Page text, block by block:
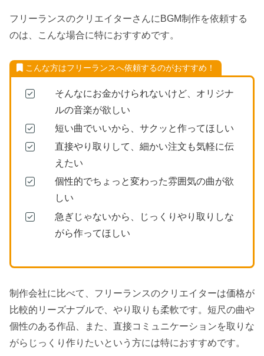
フリーランスのクリエイターさんにBGM制作を依頼する
のは、こんな場合に特におすすめです。
こんな方はフリーランスへ依頼するのがおすすめ！
そんなにお金かけられないけど、オリジナ
ルの音楽が欲しい
短い曲でいいから、サクッと作ってほしい
直接やり取りして、細かい注文も気軽に伝
えたい
個性的でちょっと変わった雰囲気の曲が欲
しい
急ぎじゃないから、じっくりやり取りしな
がら作ってほしい
制作会社に比べて、フリーランスのクリエイターは価格が
比較的リーズナブルで、やり取りも柔軟です。短尺の曲や
個性のある作品、また、直接コミュニケーションを取りな
がらじっくり作りたいという方には特におすすめです。